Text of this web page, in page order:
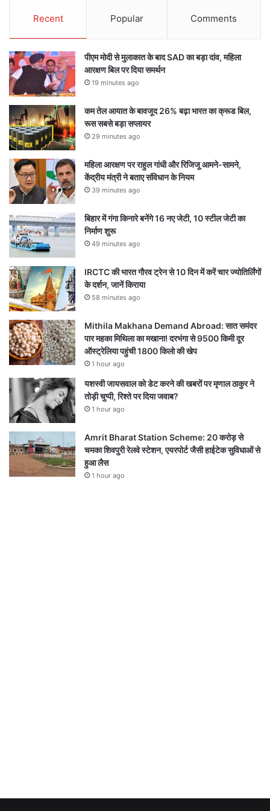
Recent Popular Comments
पीएम मोदी से मुलाकात के बाद SAD का बड़ा दांव, महिला
आरक्षण बिल पर दिया समर्थन
19 minutes ago
कम तेल आयात के बावजूद 26% बढ़ा भारत का क्रूड बिल,
रूस सबसे बड़ा सप्लायर
29 minutes ago
महिला आरक्षण पर राहुल गांधी और रिजिजू आमने-सामने,
केंद्रीय मंत्री ने बताए संविधान के नियम
39 minutes ago
बिहार में गंगा किनारे बनेंगे 16 नए जेटी, 10 स्टील जेटी का
निर्माण शुरू
49 minutes ago
IRCTC की भारत गौरव ट्रेन से 10 दिन में करें चार ज्योतिर्लिंगों
के दर्शन, जानें किराया
58 minutes ago
Mithila Makhana Demand Abroad: सात समंदर
पार महका मिथिला का मखाना! दरभंगा से 9500 किमी दूर
ऑस्ट्रेलिया पहुंची 1800 किलो की खेप
1 hour ago
यशस्वी जायसवाल को डेट करने की खबरों पर मृणाल ठाकुर ने
तोड़ी चुप्पी, रिश्ते पर दिया जवाब?
1 hour ago
Amrit Bharat Station Scheme: 20 करोड़ से
चमका शिवपुरी रेलवे स्टेशन, एयरपोर्ट जैसी हाईटेक सुविधाओं से
हुआ लैस
1 hour ago